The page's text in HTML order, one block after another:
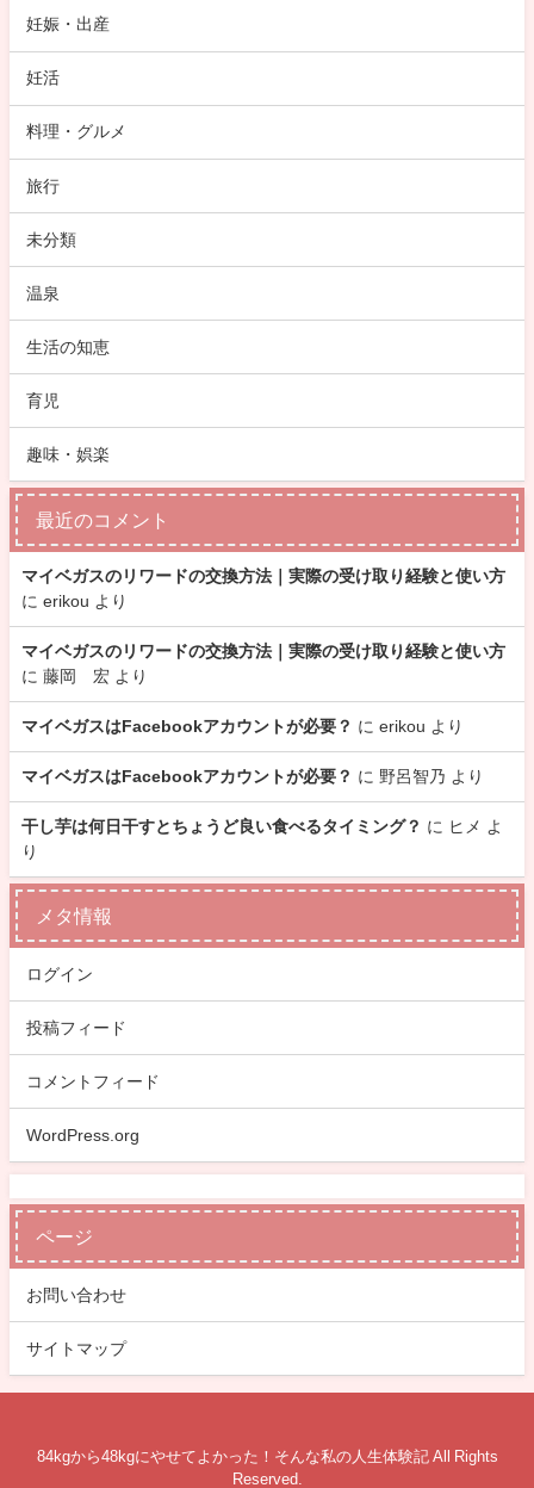
妊娠・出産
妊活
料理・グルメ
旅行
未分類
温泉
生活の知恵
育児
趣味・娯楽
最近のコメント
マイベガスのリワードの交換方法｜実際の受け取り経験と使い方
に erikou より
マイベガスのリワードの交換方法｜実際の受け取り経験と使い方
に 藤岡 宏 より
マイベガスはFacebookアカウントが必要？ に erikou より
マイベガスはFacebookアカウントが必要？ に 野呂智乃 より
干し芋は何日干すとちょうど良い食べるタイミング？ に ヒメ よ
り
メタ情報
ログイン
投稿フィード
コメントフィード
WordPress.org
ページ
お問い合わせ
サイトマップ
84kgから48kgにやせてよかった！そんな私の人生体験記 All Rights
Reserved.